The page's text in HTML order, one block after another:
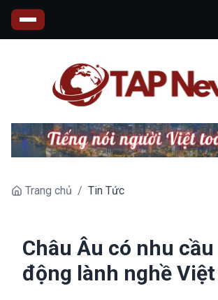
Trang chủ / Tin Tức
Châu Âu có nhu
động lành nghề Việt